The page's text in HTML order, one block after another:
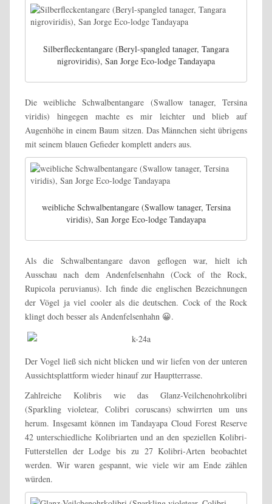
Silberfleckentangare (Beryl-spangled tanager, Tangara
nigroviridis), San Jorge Eco-lodge Tandayapa
Die weibliche Schwalbentangare (Swallow tanager, Tersina
viridis) hingegen machte es mir leichter und blieb auf
Augenhöhe in einem Baum sitzen. Das Männchen sieht übrigens
mit seinem blauen Gefieder komplett anders aus.
weibliche Schwalbentangare (Swallow tanager, Tersina
viridis), San Jorge Eco-lodge Tandayapa
Als die Schwalbentangare davon geflogen war, hielt ich
Ausschau nach dem Andenfelsenhahn (Cock of the Rock,
Rupicola peruvianus). Ich finde die englischen Bezeichnungen
der Vögel ja viel cooler als die deutschen. Cock of the Rock
klingt doch besser als Andenfelsenhahn 😀.
Der Vogel ließ sich nicht blicken und wir liefen von der unteren
Aussichtsplattform wieder hinauf zur Hauptterrasse.
Zahlreiche Kolibris wie das Glanz-Veilchenohrkolibri
(Sparkling violetear, Colibri coruscans) schwirrten um uns
herum. Insgesamt können im Tandayapa Cloud Forest Reserve
42 unterschiedliche Kolibriarten und an den speziellen Kolibri-
Futterstellen der Lodge bis zu 27 Kolibri-Arten beobachtet
werden. Wir waren gespannt, wie viele wir am Ende zählen
würden.